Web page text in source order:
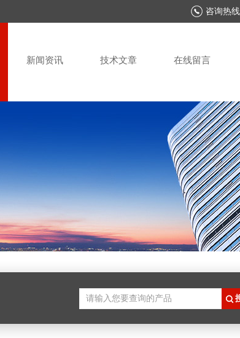
咨询热线
新闻资讯 技术文章 在线留言